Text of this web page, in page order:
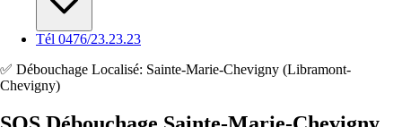
Tél 0476/23.23.23
✅ Débouchage Localisé: Sainte-Marie-Chevigny (Libramont-
Chevigny)